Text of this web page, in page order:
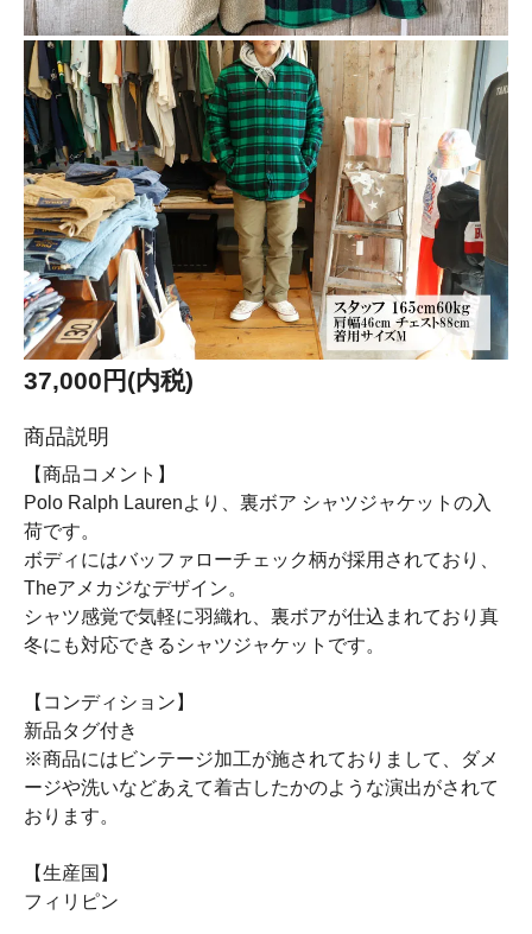
37,000円(内税)
商品説明
【商品コメント】
Polo Ralph Laurenより、裏ボア シャツジャケットの入
荷です。
ボディにはバッファローチェック柄が採用されており、
Theアメカジなデザイン。
シャツ感覚で気軽に羽織れ、裏ボアが仕込まれており真
冬にも対応できるシャツジャケットです。
【コンディション】
新品タグ付き
※商品にはビンテージ加工が施されておりまして、ダメ
ージや洗いなどあえて着古したかのような演出がされて
おります。
【生産国】
フィリピン